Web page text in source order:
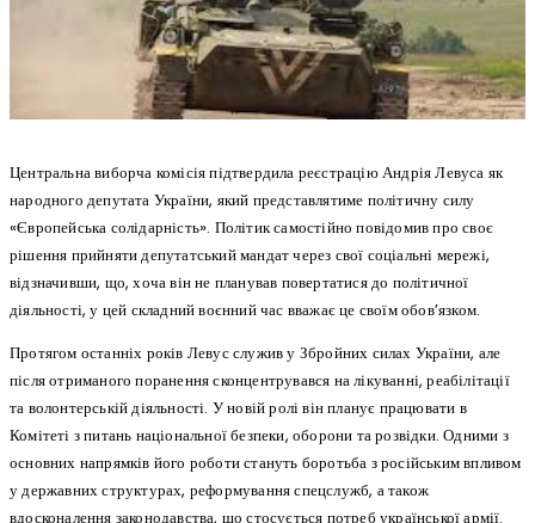
Центральна виборча комісія підтвердила реєстрацію Андрія Левуса як
народного депутата України, який представлятиме політичну силу
«Європейська солідарність». Політик самостійно повідомив про своє
рішення прийняти депутатський мандат через свої соціальні мережі,
відзначивши, що, хоча він не планував повертатися до політичної
діяльності, у цей складний воєнний час вважає це своїм обов’язком.
Протягом останніх років Левус служив у Збройних силах України, але
після отриманого поранення сконцентрувався на лікуванні, реабілітації
та волонтерській діяльності. У новій ролі він планує працювати в
Комітеті з питань національної безпеки, оборони та розвідки. Одними з
основних напрямків його роботи стануть боротьба з російським впливом
у державних структурах, реформування спецслужб, а також
вдосконалення законодавства, що стосується потреб української армії.